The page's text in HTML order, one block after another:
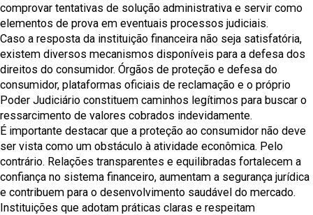
comprovar tentativas de solução administrativa e servir como
elementos de prova em eventuais processos judiciais.
Caso a resposta da instituição financeira não seja satisfatória,
existem diversos mecanismos disponíveis para a defesa dos
direitos do consumidor. Órgãos de proteção e defesa do
consumidor, plataformas oficiais de reclamação e o próprio
Poder Judiciário constituem caminhos legítimos para buscar o
ressarcimento de valores cobrados indevidamente.
É importante destacar que a proteção ao consumidor não deve
ser vista como um obstáculo à atividade econômica. Pelo
contrário. Relações transparentes e equilibradas fortalecem a
confiança no sistema financeiro, aumentam a segurança jurídica
e contribuem para o desenvolvimento saudável do mercado.
Instituições que adotam práticas claras e respeitam